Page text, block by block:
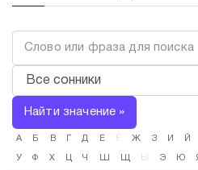
Найти значение »
А Б В Д Е Ё Ж З И Й
У Ф Х Ц Ч Ш Щ Ы Э Ю